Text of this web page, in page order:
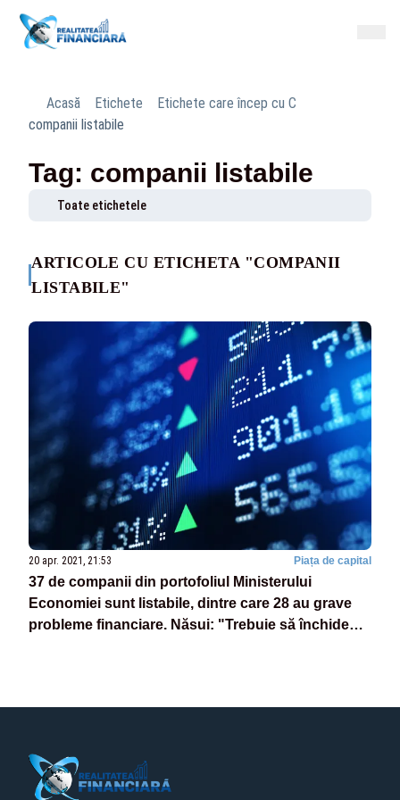
Acasă Etichete
Etichete care încep cu C
companii listabile
Tag: companii listabile
Toate etichetele
ARTICOLE CU ETICHETA "COMPANII
LISTABILE"
20 apr. 2021, 21:53 Piața de capital
37 de companii din portofoliul Ministerului
Economiei sunt listabile, dintre care 28 au grave
probleme financiare. Năsui: "Trebuie să închidem